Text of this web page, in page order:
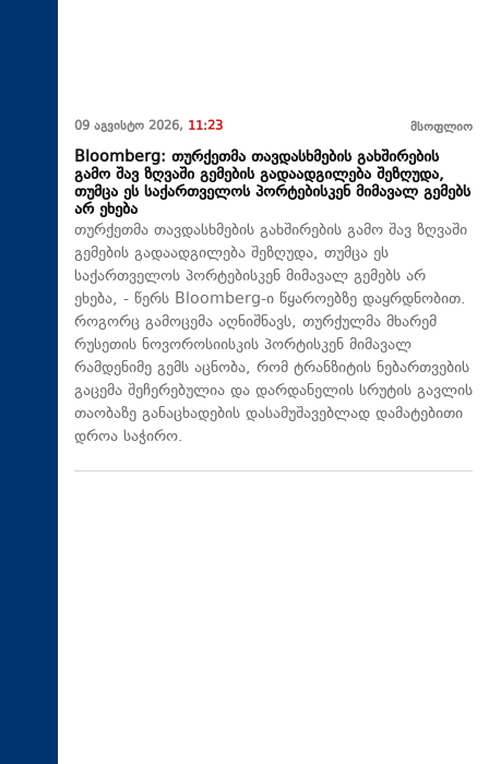
09 აგვისტო 2026, 11:23 მსოფლიო
Bloomberg: თურქეთმა თავდასხმების გახშირების
გამო შავ ზღვაში გემების გადაადგილება შეზღუდა,
თუმცა ეს საქართველოს პორტებისკენ მიმავალ გემებს
არ ეხება
თურქეთმა თავდასხმების გახშირების გამო შავ ზღვაში
გემების გადაადგილება შეზღუდა, თუმცა ეს
საქართველოს პორტებისკენ მიმავალ გემებს არ
ეხება, - წერს Bloomberg-ი წყაროებზე დაყრდნობით.
როგორც გამოცემა აღნიშნავს, თურქულმა მხარემ
რუსეთის ნოვოროსიისკის პორტისკენ მიმავალ
რამდენიმე გემს აცნობა, რომ ტრანზიტის ნებართვების
გაცემა შეჩერებულია და დარდანელის სრუტის გავლის
თაობაზე განაცხადების დასამუშავებლად დამატებითი
დროა საჭირო.